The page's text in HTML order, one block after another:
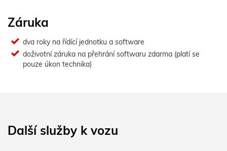
Záruka
dva roky na řídící jednotku a software
doživotní záruka na přehrání softwaru zdarma (platí se
pouze úkon technika)
Další služby k vozu